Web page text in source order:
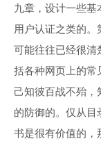
九章，设计一些基
用户认证之类的
可能往往已经很清
括各种网页上的常
己知彼百战不殆，
的防御的。仅从
书是很有价值的，